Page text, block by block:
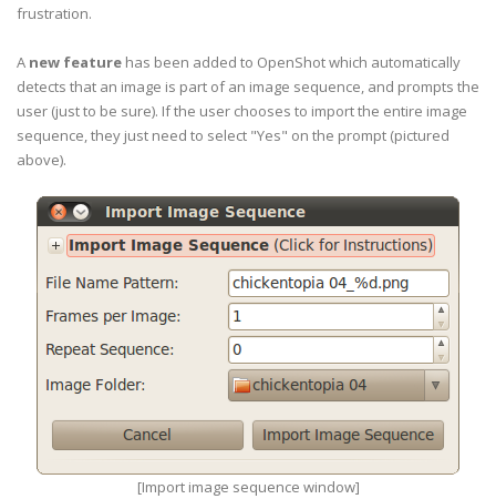
frustration.
A new feature has been added to OpenShot which automatically
detects that an image is part of an image sequence, and prompts the
user (just to be sure). If the user chooses to import the entire image
sequence, they just need to select "Yes" on the prompt (pictured
above).
[Import image sequence window]